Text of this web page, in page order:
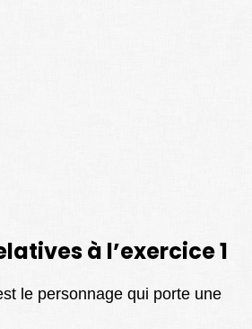
à l’exercice 1
le personnage qui porte une